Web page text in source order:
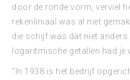
door de ronde vorm, verviel
rekenliniaal was al niet
die schijf was dat niet
logaritmische getallen had je
“In 1938 is het bedrijf